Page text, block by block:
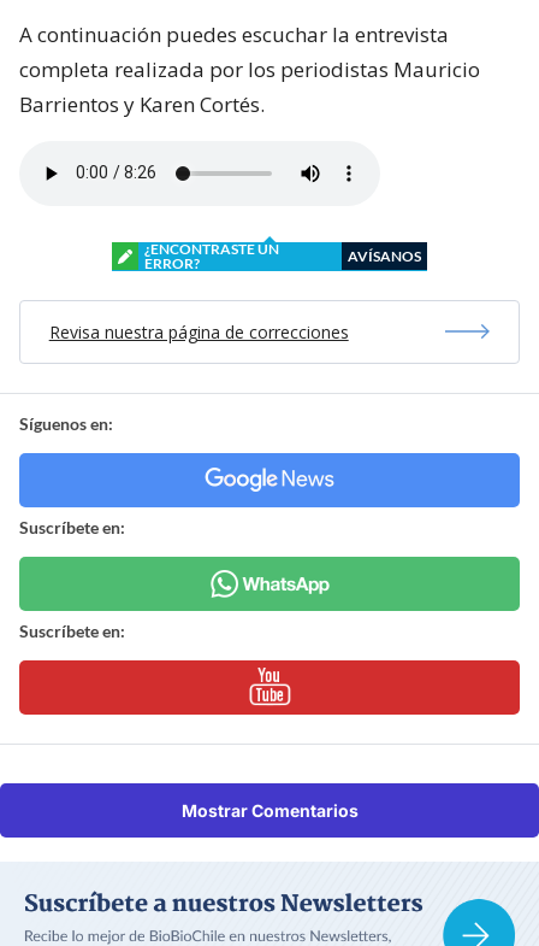
A continuación puedes escuchar la entrevista
completa realizada por los periodistas Mauricio
Barrientos y Karen Cortés.
¿ENCONTRASTE UN
ERROR?
AVÍSANOS
Revisa nuestra página de correcciones
Síguenos en:
Suscríbete en:
Suscríbete en:
Mostrar Comentarios